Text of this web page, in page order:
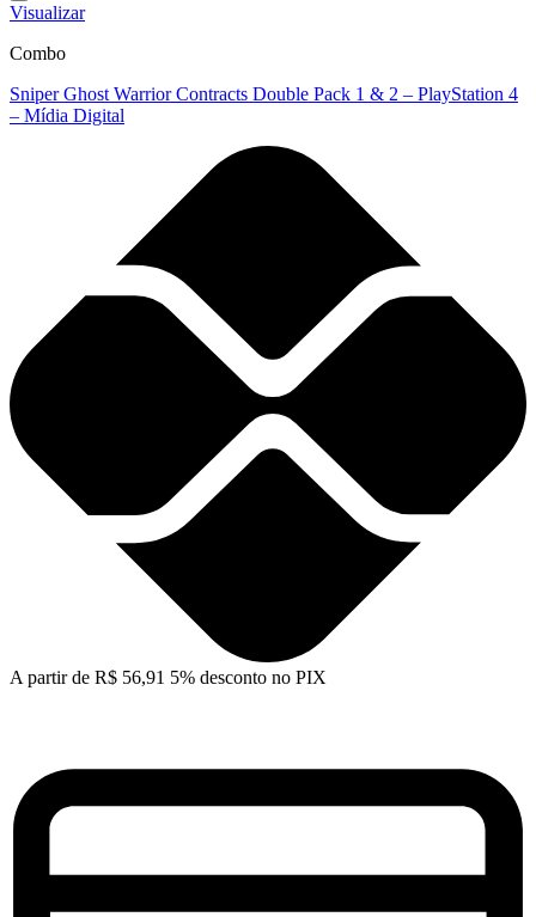
Visualizar
Combo
Sniper Ghost Warrior Contracts Double Pack 1 & 2 – PlayStation 4
– Mídia Digital
A partir de R$ 56,91 5% desconto no PIX